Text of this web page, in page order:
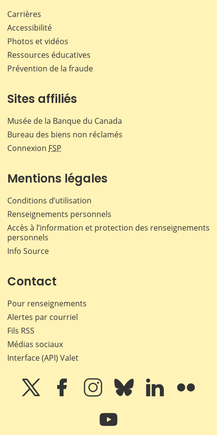
Carrières
Accessibilité
Photos et vidéos
Ressources éducatives
Prévention de la fraude
Sites affiliés
Musée de la Banque du Canada
Bureau des biens non réclamés
Connexion FSP
Mentions légales
Conditions d’utilisation
Renseignements personnels
Accès à l’information et protection des renseignements
personnels
Info Source
Contact
Pour renseignements
Alertes par courriel
Fils RSS
Médias sociaux
Interface (API) Valet